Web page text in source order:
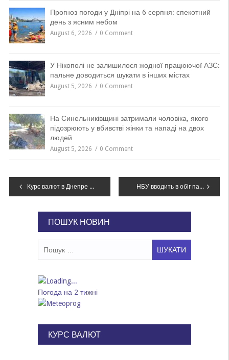
Прогноз погоди у Дніпрі на 6 серпня: спекотний
день з ясним небом
August 6, 2026 0 Comment
У Нікополі не залишилося жодної працюючої АЗС:
пальне доводиться шукати в інших містах
August 5, 2026 0 Comment
На Синельниківщині затримали чоловіка, якого
підозрюють у вбивстві жінки та нападі на двох
людей
August 5, 2026 0 Comment
Навігація
Курс валют в Днепре сегодня, 12 января НБУ вводить в обіг пам’ятну монету «Агатангел Кримський»
ПОШУК НОВИН
Погода на 2 тижні
КУРС ВАЛЮТ